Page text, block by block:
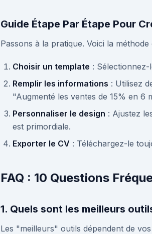
Guide Étape Par Étape Pour
Passons à la pratique. Voici la
Choisir un template :
Remplir les informations : Utilisez
"Augmenté les ventes de 15% en 6
Personnaliser le design : Ajustez
est primordiale.
Exporter le CV : Téléchargez-le
FAQ : 10 Questions
1. Quels sont les meilleurs
Les "meilleurs" outils dépendent de